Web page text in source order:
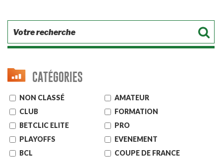
CATÉGORIES
NON CLASSÉ
AMATEUR
CLUB
FORMATION
BETCLIC ELITE
PRO
PLAYOFFS
EVENEMENT
BCL
COUPE DE FRANCE